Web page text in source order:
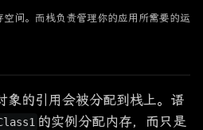
间。而栈负责管理你的应用所需要的运
象的引用会被分配到栈上。语
的实例分配内存，而只是